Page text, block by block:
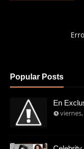
Popular Posts
En